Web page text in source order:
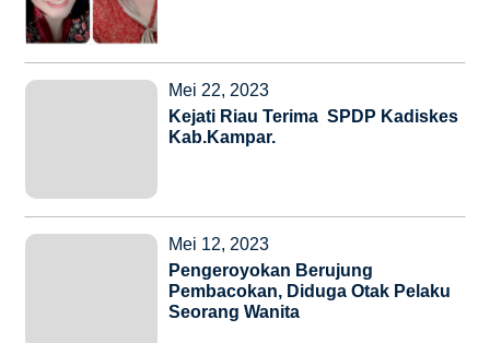
Mei 22, 2023
Kejati Riau Terima SPDP Kadiskes
Kab.Kampar.
Mei 12, 2023
Pengeroyokan Berujung
Pembacokan, Diduga Otak Pelaku
Seorang Wanita